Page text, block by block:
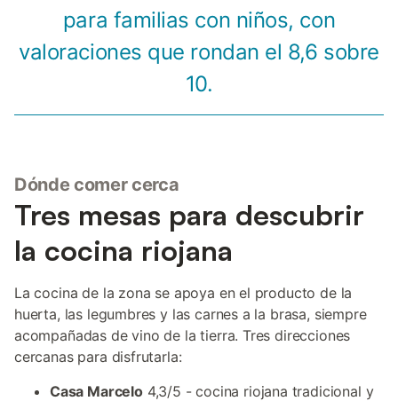
para familias con niños, con
valoraciones que rondan el 8,6 sobre
10.
Dónde comer cerca
Tres mesas para descubrir
la cocina riojana
La cocina de la zona se apoya en el producto de la
huerta, las legumbres y las carnes a la brasa, siempre
acompañadas de vino de la tierra. Tres direcciones
cercanas para disfrutarla:
Casa Marcelo4,3/5 - cocina riojana tradicional y